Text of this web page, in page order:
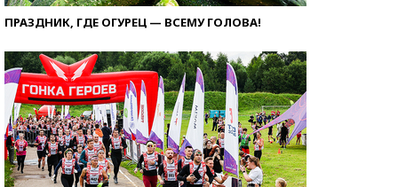
ПРАЗДНИК, ГДЕ ОГУРЕЦ — ВСЕМУ ГОЛОВА!